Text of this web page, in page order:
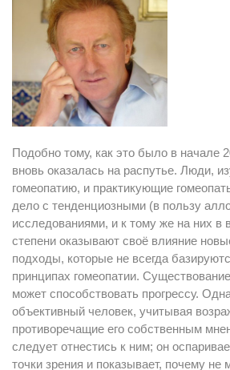
Подобно тому, как это было в начале
вновь оказалась на распутье. Люди,
гомеопатию, и практикующие
дело с тенденциозными (в пользу
исследованиями, и к тому же на них в
степени оказывают своё влияние
подходы, которые не всегда
принципах гомеопатии.
может способствовать прогрессу.
объективный человек, учитывая
противоречащие его собственным
следует отнестись к ним; он
точки зрения и показывает, почему не